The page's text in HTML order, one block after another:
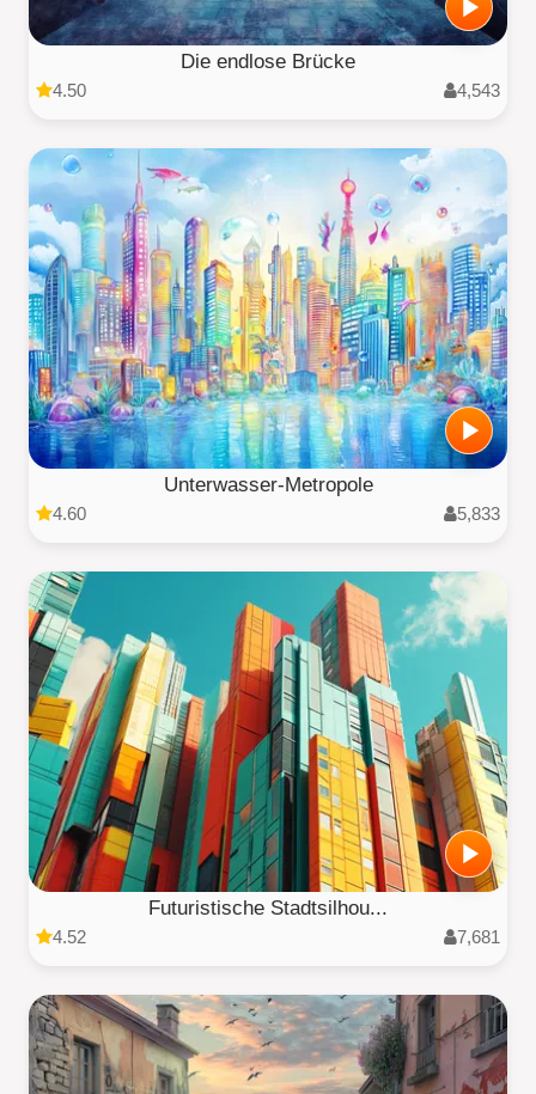
Die endlose Brücke
4.50 4,543
Unterwasser-Metropole
4.60 5,833
Futuristische Stadtsilhou...
4.52 7,681